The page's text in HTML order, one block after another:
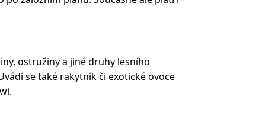
ostružiny a jiné druhy lesního
se také rakytník či exotické ovoce